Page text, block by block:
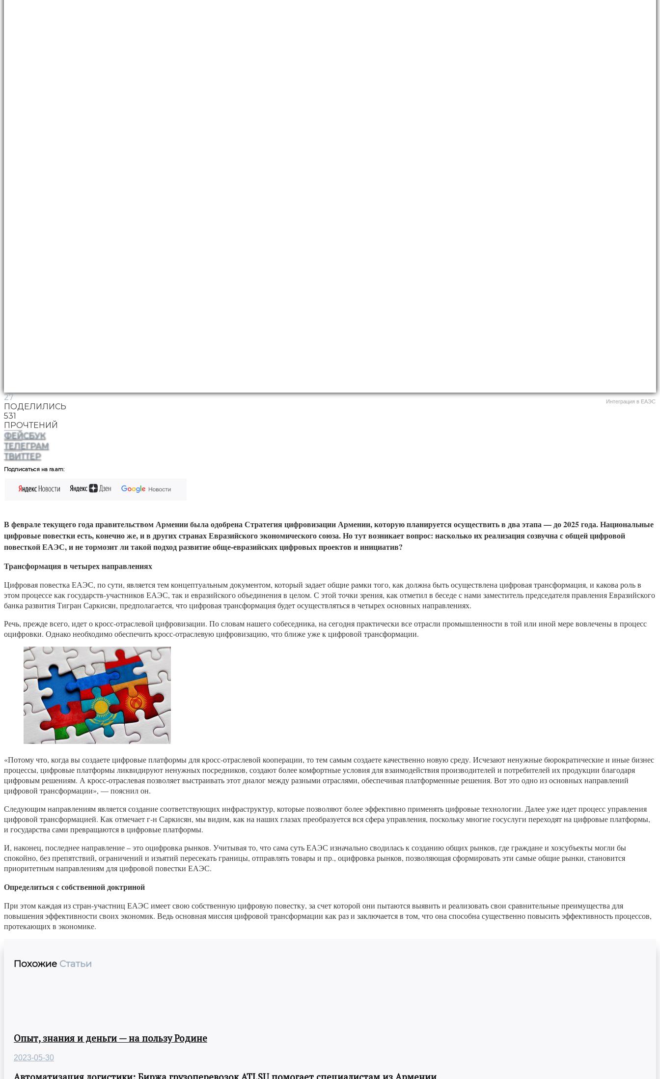
Интеграция в ЕАЭС
27
ПОДЕЛИЛИСЬ
531
ПРОЧТЕНИЙ
ФЕЙСБУК
ТЕЛЕГРАМ
ТВИТТЕР
Подписаться на ra.am:
В феврале текущего года правительством Армении была одобрена Стратегия цифровизации Армении, которую планируется осуществить в два этапа — до 2025 года. Национальные
цифровые повестки есть, конечно же, и в других странах Евразийского экономического союза. Но тут возникает вопрос: насколько их реализация созвучна с общей цифровой
повесткой ЕАЭС, и не тормозит ли такой подход развитие обще-евразийских цифровых проектов и инициатив?
Трансформация в четырех направлениях
Цифровая повестка ЕАЭС, по сути, является тем концептуальным документом, который задает общие рамки того, как должна быть осуществлена цифровая трансформация, и какова роль в
этом процессе как государств-участников ЕАЭС, так и евразийского объединения в целом. С этой точки зрения, как отметил в беседе с нами заместитель председателя правления Евразийского
банка развития Тигран Саркисян, предполагается, что цифровая трансформация будет осуществляться в четырех основных направлениях.
Речь, прежде всего, идет о кросс-отраслевой цифровизации. По словам нашего собеседника, на сегодня практически все отрасли промышленности в той или иной мере вовлечены в процесс
оцифровки. Однако необходимо обеспечить кросс-отраслевую цифровизацию, что ближе уже к цифровой трансформации.
«Потому что, когда вы создаете цифровые платформы для кросс-отраслевой кооперации, то тем самым создаете качественно новую среду. Исчезают ненужные бюрократические и иные бизнес
процессы, цифровые платформы ликвидируют ненужных посредников, создают более комфортные условия для взаимодействия производителей и потребителей их продукции благодаря
цифровым решениям. А кросс-отраслевая позволяет выстраивать этот диалог между разными отраслями, обеспечивая платформенные решения. Вот это одно из основных направлений
цифровой трансформации», — пояснил он.
Следующим направлениям является создание соответствующих инфраструктур, которые позволяют более эффективно применять цифровые технологии. Далее уже идет процесс управления
цифровой трансформацией. Как отмечает г-н Саркисян, мы видим, как на наших глазах преобразуется вся сфера управления, поскольку многие госуслуги переходят на цифровые платформы,
и государства сами превращаются в цифровые платформы.
И, наконец, последнее направление – это оцифровка рынков. Учитывая то, что сама суть ЕАЭС изначально сводилась к созданию общих рынков, где граждане и хозсубъекты могли бы
спокойно, без препятствий, ограничений и изъятий пересекать границы, отправлять товары и пр., оцифровка рынков, позволяющая сформировать эти самые общие рынки, становится
приоритетным направлениям для цифровой повестки ЕАЭС.
Определиться с собственной доктриной
При этом каждая из стран-участниц ЕАЭС имеет свою собственную цифровую повестку, за счет которой они пытаются выявить и реализовать свои сравнительные преимущества для
повышения эффективности своих экономик. Ведь основная миссия цифровой трансформации как раз и заключается в том, что она способна существенно повысить эффективность процессов,
протекающих в экономике.
Похожие Статьи
Опыт, знания и деньги — на пользу Родине
2023-05-30